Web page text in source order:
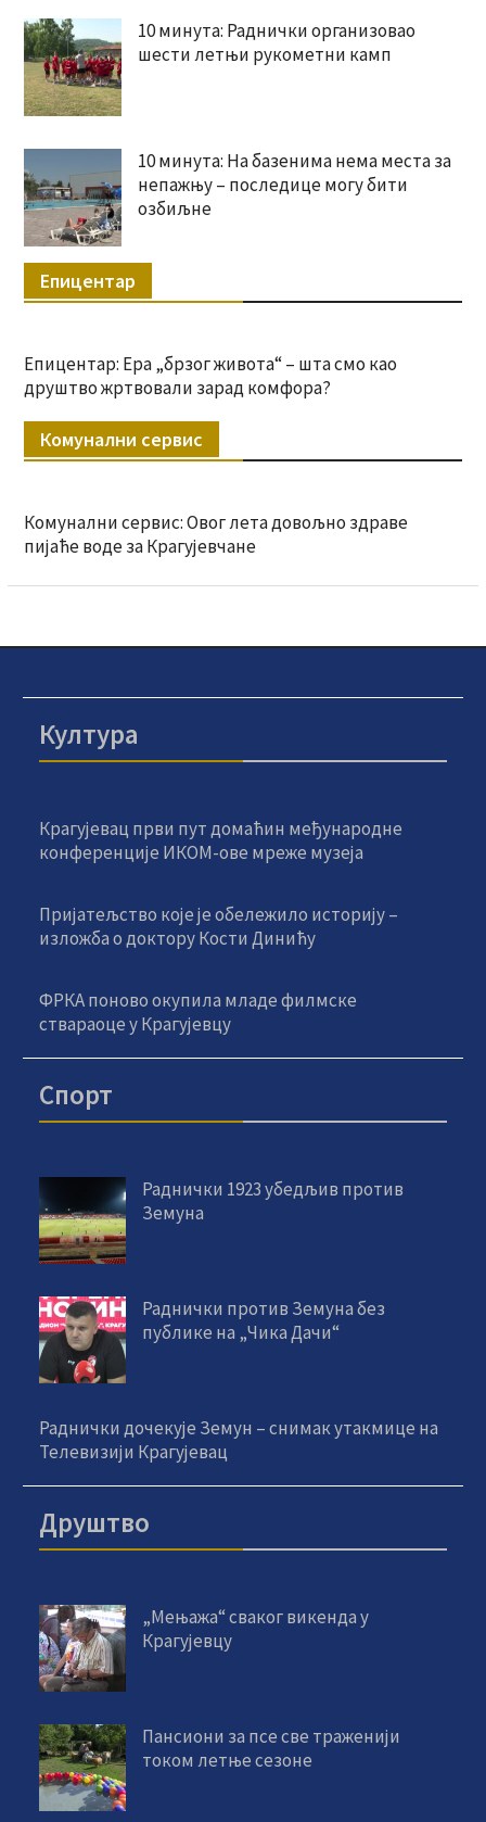
10 минута: Раднички организовао
шести летњи рукометни камп
10 минута: На базенима нема места за
непажњу – последице могу бити
озбиљне
Епицентар
Епицентар: Ера „брзог живота“ – шта смо као
друштво жртвовали зарад комфора?
Комунални сервис
Комунални сервис: Овог лета довољно здраве
пијаће воде за Крагујевчане
Култура
Крагујевац први пут домаћин међународне
конференције ИКОМ-ове мреже музеја
Пријатељство које је обележило историју –
изложба о доктору Кости Динићу
ФРКА поново окупила младе филмске
ствараоце у Крагујевцу
Спорт
Раднички 1923 убедљив против
Земуна
Раднички против Земуна без
публике на „Чика Дачи“
Раднички дочекује Земун – снимак утакмице на
Телевизији Крагујевац
Друштво
„Мењажа“ сваког викенда у
Крагујевцу
Пансиони за псе све траженији
током летње сезоне